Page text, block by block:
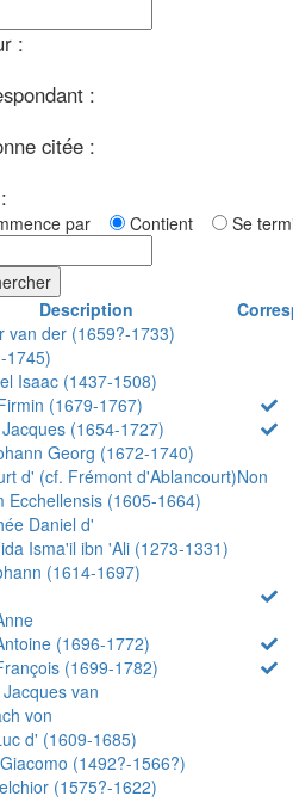
:
:
citée :
par Contient Se
Description
van der (1659?-1733)
1745)
Isaac (1437-1508)
(1679-1767)
(1654-1727)
Georg (1672-1740)
d' (cf. Frémont d'Ablancourt)Non
Ecchellensis (1605-1664)
Daniel d'
Isma'il ibn 'Ali (1273-1331)
(1614-1697)
(1696-1772)
(1699-1782)
van
von
d' (1609-1685)
(1492?-1566?)
(1575?-1622)